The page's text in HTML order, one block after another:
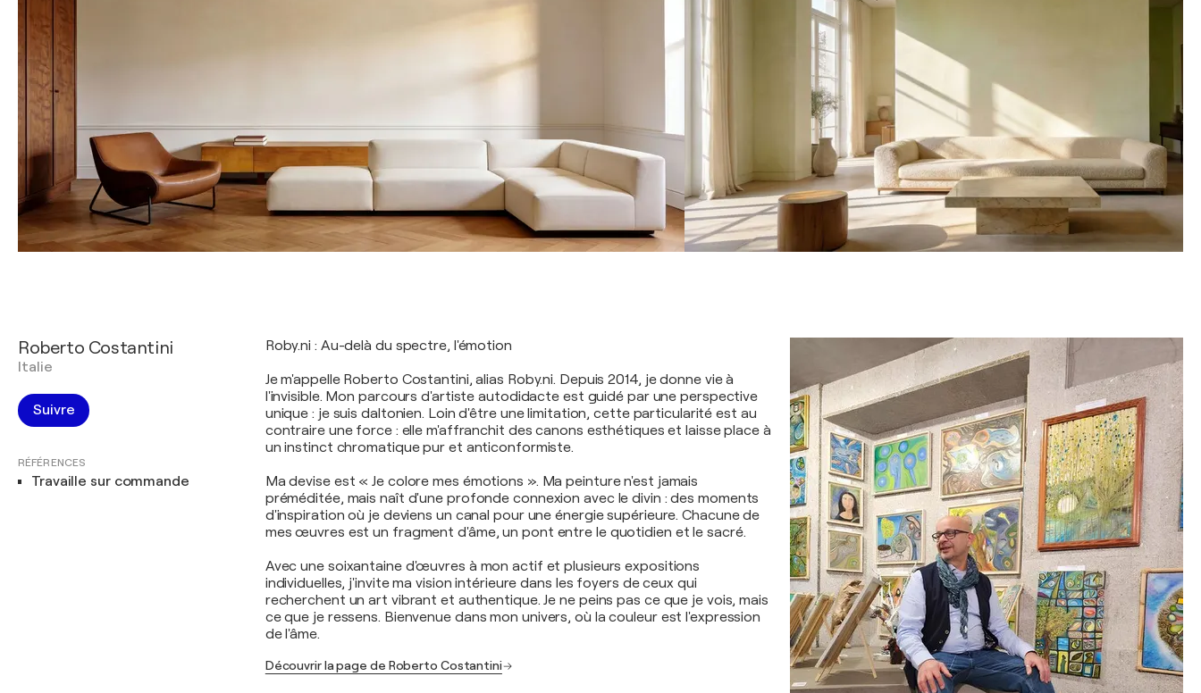
Roberto Costantini
Italie
Suivre
RÉFÉRENCES
Travaille sur commande
Roby.ni : Au-delà du spectre, l'émotion
Je m'appelle Roberto Costantini, alias Roby.ni. Depuis 2014, je donne vie à
l'invisible. Mon parcours d'artiste autodidacte est guidé par une perspective
unique : je suis daltonien. Loin d'être une limitation, cette particularité est au
contraire une force : elle m'affranchit des canons esthétiques et laisse place à
un instinct chromatique pur et anticonformiste.
Ma devise est « Je colore mes émotions ». Ma peinture n'est jamais
préméditée, mais naît d'une profonde connexion avec le divin : des moments
d'inspiration où je deviens un canal pour une énergie supérieure. Chacune de
mes œuvres est un fragment d'âme, un pont entre le quotidien et le sacré.
Avec une soixantaine d'œuvres à mon actif et plusieurs expositions
individuelles, j'invite ma vision intérieure dans les foyers de ceux qui
recherchent un art vibrant et authentique. Je ne peins pas ce que je vois, mais
ce que je ressens. Bienvenue dans mon univers, où la couleur est l'expression
de l'âme.
Découvrir la page de Roberto Costantini